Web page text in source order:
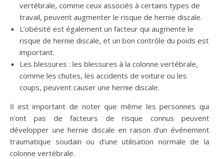
vertébrale, comme ceux associés à certains types de
travail, peuvent augmenter le risque de hernie discale.
L’obésité est également un facteur qui augmente le
risque de hernie discale, et un bon contrôle du poids est
important.
Les blessures : les blessures à la colonne vertébrale,
comme les chutes, les accidents de voiture ou les
coups, peuvent causer une hernie discale.
Il est important de noter que même les personnes qui
n’ont pas de facteurs de risque connus peuvent
développer une hernie discale en raison d’un événement
traumatique soudain ou d’une utilisation normale de la
colonne vertébrale.